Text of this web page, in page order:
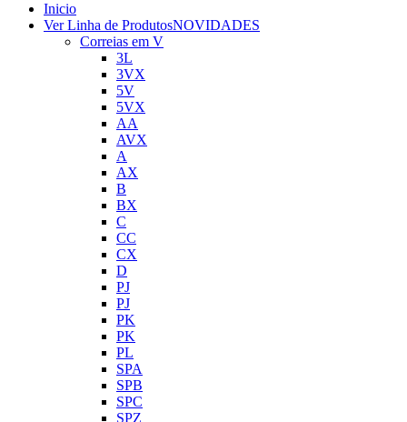
Inicio
Ver Linha de ProdutosNOVIDADES
Correias em V
3L
3VX
5V
5VX
AA
AVX
A
AX
B
BX
C
CC
CX
D
PJ
PJ
PK
PK
PL
SPA
SPB
SPC
SPZ